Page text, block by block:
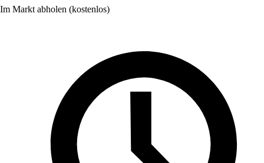
Im Markt abholen (kostenlos)